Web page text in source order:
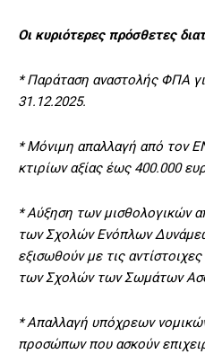
Οι κυριότερες πρόσθετες
* Παράταση αναστολής ΦΠΑ
31.12.2025.
* Μόνιμη απαλλαγή από τον
κτιρίων αξίας έως 400.000
* Αύξηση των μισθολογικών
των Σχολών Ενόπλων
εξισωθούν με τις
των Σχολών των Σωμάτων
* Απαλλαγή υπόχρεων
προσώπων που ασκούν